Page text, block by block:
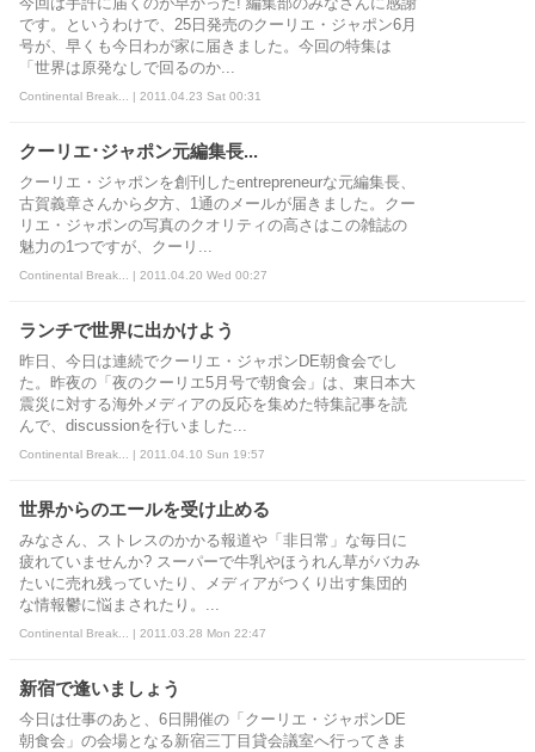
です。というわけで、25日発売のクーリエ・ジャポン6月
号が、早くも今日わが家に届きました。今回の特集は
「世界は原発なしで回るのか...
Continental Break... | 2011.04.23 Sat 00:31
クーリエ･ジャポン元編集長...
クーリエ・ジャポンを創刊したentrepreneurな元編集長、
古賀義章さんから夕方、1通のメールが届きました。クー
リエ・ジャポンの写真のクオリティの高さはこの雑誌の
魅力の1つですが、クーリ...
Continental Break... | 2011.04.20 Wed 00:27
ランチで世界に出かけよう
昨日、今日は連続でクーリエ・ジャポンDE朝食会でし
た。昨夜の「夜のクーリエ5月号で朝食会」は、東日本大
震災に対する海外メディアの反応を集めた特集記事を読
んで、discussionを行いました...
Continental Break... | 2011.04.10 Sun 19:57
世界からのエールを受け止める
みなさん、ストレスのかかる報道や「非日常」な毎日に
疲れていませんか? スーパーで牛乳やほうれん草がバカみ
たいに売れ残っていたり、メディアがつくり出す集団的
な情報鬱に悩まされたり。...
Continental Break... | 2011.03.28 Mon 22:47
新宿で逢いましょう
今日は仕事のあと、6日開催の「クーリエ・ジャポンDE
朝食会」の会場となる新宿三丁目貸会議室へ行ってきま